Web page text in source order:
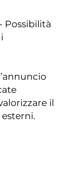
Possibilità
il